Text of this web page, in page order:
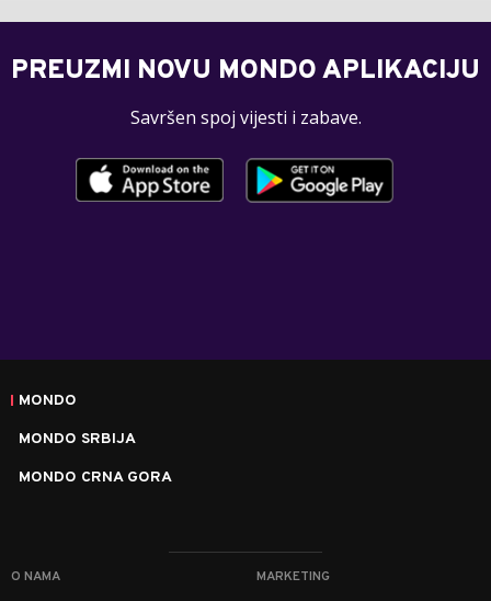
PREUZMI NOVU MONDO APLIKACIJU
Savršen spoj vijesti i zabave.
MONDO
MONDO SRBIJA
MONDO CRNA GORA
O NAMA MARKETING